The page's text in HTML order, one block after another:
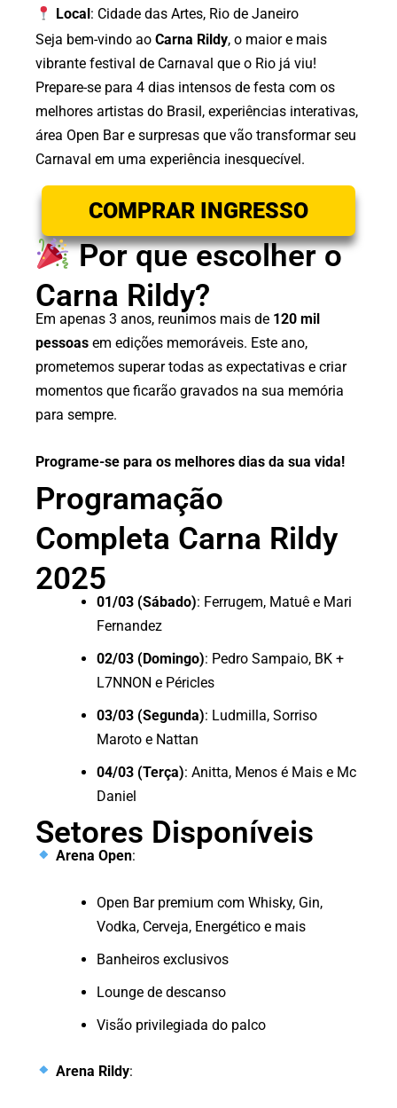
Local : Cidade das Artes, Rio de Janeiro
Seja bem-vindo ao Carna Rildy, o maior e mais
vibrante festival de Carnaval que o Rio já viu!
Prepare-se para 4 dias intensos de festa com os
melhores artistas do Brasil, experiências interativas,
área Open Bar e surpresas que vão transformar seu
Carnaval em uma experiência inesquecível.
COMPRAR INGRESSO
Por que escolher o
Carna Rildy?
Em apenas 3 anos, reunimos mais de 120 mil
pessoas em edições memoráveis. Este ano,
prometemos superar todas as expectativas e criar
momentos que ficarão gravados na sua memória
para sempre.
Programe-se para os melhores dias da sua vida!
Programação
Completa Carna Rildy
2025
01/03 (Sábado): Ferrugem, Matuê e Mari
Fernandez
02/03 (Domingo): Pedro Sampaio, BK +
L7NNON e Péricles
03/03 (Segunda): Ludmilla, Sorriso
Maroto e Nattan
04/03 (Terça): Anitta, Menos é Mais e Mc
Daniel
Setores Disponíveis
Arena Open:
Open Bar premium com Whisky, Gin,
Vodka, Cerveja, Energético e mais
Banheiros exclusivos
Lounge de descanso
Visão privilegiada do palco
Arena Rildy: